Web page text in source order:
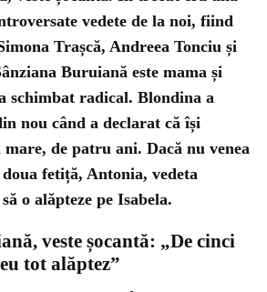
vedete de la noi, fiind
Trașcă, Andreea Tonciu și
Buruiană este mama și
schimbat radical. Blondina a
nou când a declarat că își
mare, de patru ani. Dacă nu venea
doua fetiță, Antonia, vedeta
o alăpteze pe Isabela.
veste șocantă: „De cinci
tot alăptez”